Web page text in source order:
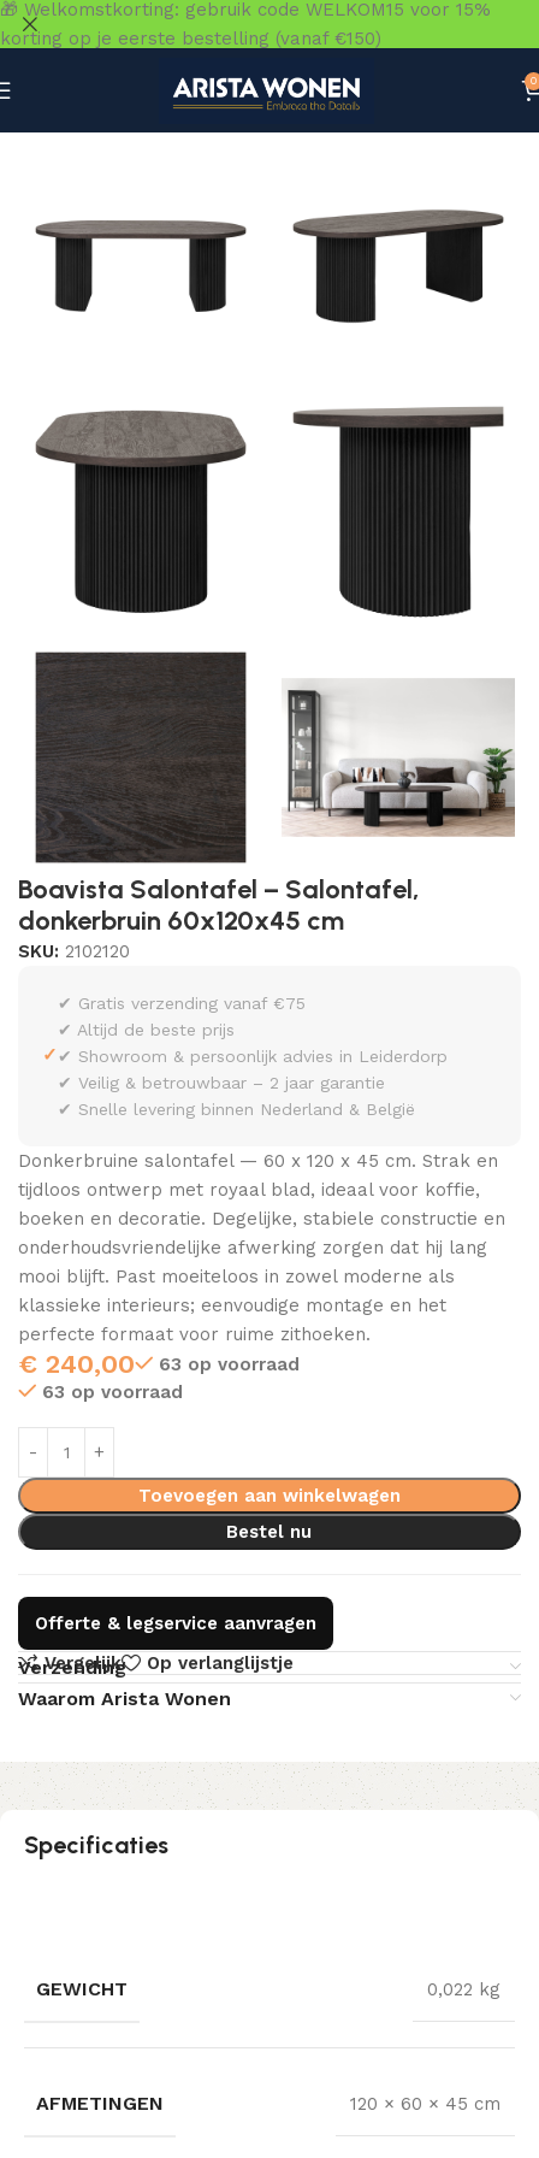
0
Boavista Salontafel – Salontafel,
donkerbruin 60x120x45 cm
SKU: 2102120
✓
✔ Gratis verzending vanaf €75
✔ Altijd de beste prijs
✔ Showroom & persoonlijk advies in Leiderdorp
✔ Veilig & betrouwbaar – 2 jaar garantie
✔ Snelle levering binnen Nederland & België
Donkerbruine salontafel — 60 x 120 x 45 cm. Strak en
tijdloos ontwerp met royaal blad, ideaal voor koffie,
boeken en decoratie. Degelijke, stabiele constructie en
onderhoudsvriendelijke afwerking zorgen dat hij lang
mooi blijft. Past moeiteloos in zowel moderne als
klassieke interieurs; eenvoudige montage en het
perfecte formaat voor ruime zithoeken.
€ 240,00
63 op voorraad
63 op voorraad
Toevoegen aan winkelwagen
Bestel nu
Offerte & legservice aanvragen
Vergelijk
Op verlanglijstje
Verzending
Waarom Arista Wonen
Specificaties
GEWICHT 0,022 kg
AFMETINGEN 120 × 60 × 45 cm
🎁 Welkomstkorting: gebruik code WELKOM15 voor 15%
korting op je eerste bestelling (vanaf €150)